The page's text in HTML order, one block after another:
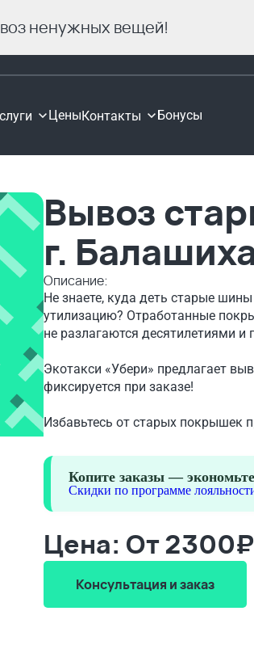
ненужных вещей!
ЦеныКонтакты Бонусы
Вывоз
г.
Описание:
Не знаете, куда деть старые
утилизацию? Отработанные
не разлагаются десятилетиями
Экотакси «Убери» предлагает
фиксируется при заказе!
Избавьтесь от старых покрышек
Копите заказы —
Скидки по программе
Цена: От 2300₽
Консультация и заказ